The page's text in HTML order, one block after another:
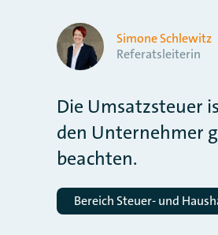
Simone Schlewitz
Referatsleiterin
Die Umsatzsteuer
den Unternehmer
beachten.
Bereich Steuer- und